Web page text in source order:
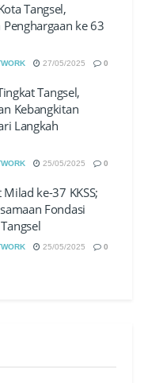
Tangsel,
ke 63
27/05/2025 0
Tangsel,
Kebangkitan
Langkah
25/05/2025 0
ke-37 KKSS;
Fondasi
25/05/2025 0